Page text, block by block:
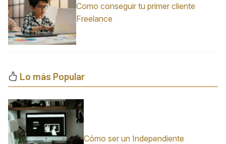
Como conseguir tu primer cliente
Freelance
Lo más Popular
Cómo ser un Independiente